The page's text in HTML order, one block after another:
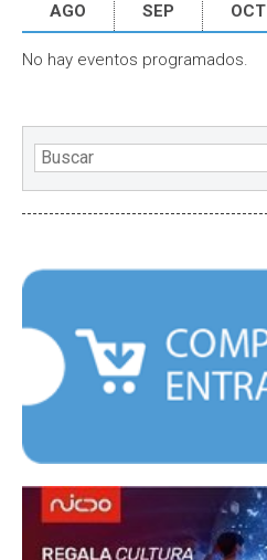
AGO SEP OCT
No hay eventos programados.